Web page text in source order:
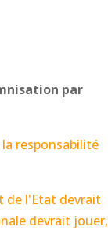
par
la responsabilité
de l'Etat devrait
devrait jouer,